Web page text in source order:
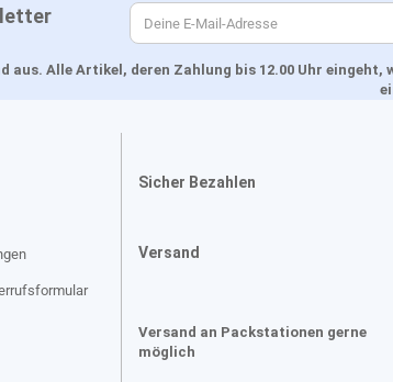
aus. Alle Artikel, deren Zahlung bis 12.00 Uhr
Sicher Bezahlen
Versand
Versand an Packstationen gerne
möglich